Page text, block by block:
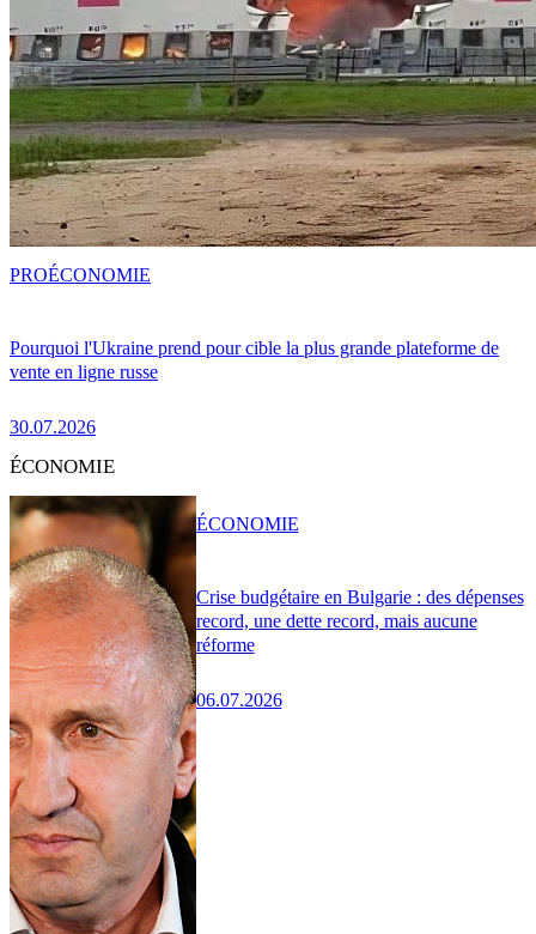
Pourquoi l'Ukraine prend pour cible la plus grande plateforme de
vente en ligne russe
30.07.2026
PROÉCONOMIE
ÉCONOMIE
Crise budgétaire en Bulgarie : des dépenses
record, une dette record, mais aucune
réforme
06.07.2026
ÉCONOMIE